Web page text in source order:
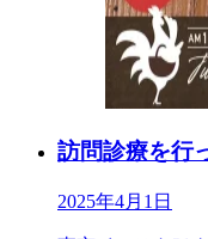
訪問診療を行
2025年4月1日